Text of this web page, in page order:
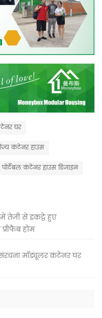
घर
कंटेनर हाउस
पोर्टेबल कंटेनर हाउस डिजाइन
तेजी से इकट्ठे हुए
होम
मॉड्यूलर कंटेनर घर